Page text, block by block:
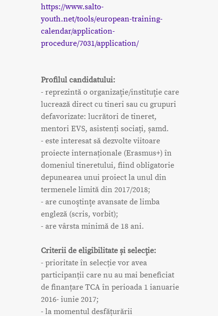
https://www.salto-
youth.net/tools/european-training-
calendar/application-
procedure/7031/application/
Profilul candidatului:
- reprezintă o organizaţie/instituţie care
lucrează direct cu tineri sau cu grupuri
defavorizate: lucrători de tineret,
mentori EVS, asistenți sociați, șamd.
- este interesat să dezvolte viitoare
proiecte internaționale (Erasmus+) în
domeniul tineretului, fiind obligatorie
depunearea unui proiect la unul din
termenele limită din 2017/2018;
- are cunoştinţe avansate de limba
engleză (scris, vorbit);
- are vârsta minimă de 18 ani.
Criterii de eligibilitate și selecţie:
- prioritate în selecție vor avea
participanții care nu au mai beneficiat
de finanțare TCA în perioada 1 ianuarie
2016- iunie 2017;
- la momentul desfățurării